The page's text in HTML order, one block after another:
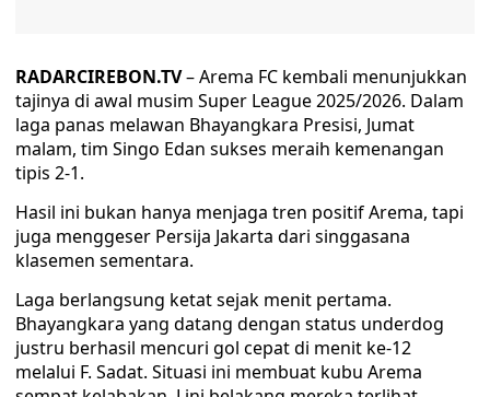
RADARCIREBON.TV– Arema FC kembali menunjukkan
tajinya di awal musim Super League 2025/2026. Dalam
laga panas melawan Bhayangkara Presisi, Jumat
malam, tim Singo Edan sukses meraih kemenangan
tipis 2-1.
Hasil ini bukan hanya menjaga tren positif Arema, tapi
juga menggeser Persija Jakarta dari singgasana
klasemen sementara.
Laga berlangsung ketat sejak menit pertama.
Bhayangkara yang datang dengan status underdog
justru berhasil mencuri gol cepat di menit ke-12
melalui F. Sadat. Situasi ini membuat kubu Arema